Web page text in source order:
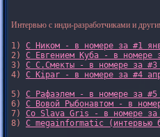
Интервью с инди-разработчиками и
1) С Ником - в номере за #1
2) С Евгением Куба - в номере
3) С С.Смекты - в номере за #3
4) С Kipar - в номере за #4
5) С Рафаэлем - в номере за #5
6) С Вовой Рыбонавтом - в
7) Со Slava Gris - в номере за
8) С megainformatic (интервью